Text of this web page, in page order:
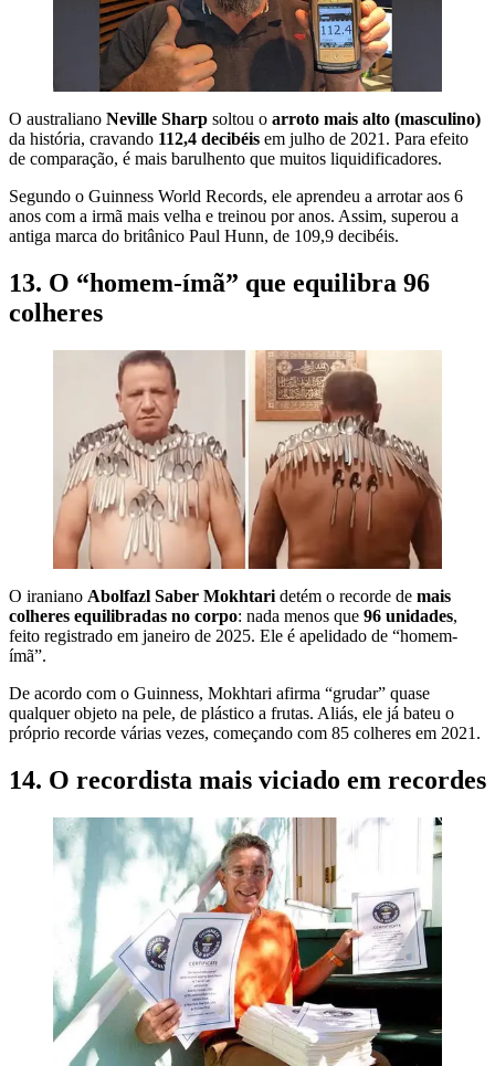
O australiano Neville Sharp soltou o arroto mais alto (masculino)
da história, cravando 112,4 decibéis em julho de 2021. Para efeito
de comparação, é mais barulhento que muitos liquidificadores.
Segundo o Guinness World Records, ele aprendeu a arrotar aos 6
anos com a irmã mais velha e treinou por anos. Assim, superou a
antiga marca do britânico Paul Hunn, de 109,9 decibéis.
13. O “homem-ímã” que equilibra 96
colheres
O iraniano Abolfazl Saber Mokhtari detém o recorde de mais
colheres equilibradas no corpo: nada menos que 96 unidades,
feito registrado em janeiro de 2025. Ele é apelidado de “homem-
ímã”.
De acordo com o Guinness, Mokhtari afirma “grudar” quase
qualquer objeto na pele, de plástico a frutas. Aliás, ele já bateu o
próprio recorde várias vezes, começando com 85 colheres em 2021.
14. O recordista mais viciado em recordes